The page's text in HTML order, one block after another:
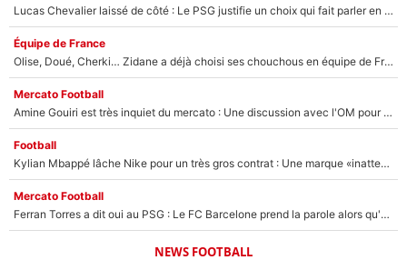
Lucas Chevalier laissé de côté : Le PSG justifie un choix qui fait parler en plein mercato
Équipe de France
Olise, Doué, Cherki… Zidane a déjà choisi ses chouchous en équipe de France ? L’IA annonce des surprises sans Kylian Mbappé !
Mercato Football
Amine Gouiri est très inquiet du mercato : Une discussion avec l'OM pour acter son transfert !
Football
Kylian Mbappé lâche Nike pour un très gros contrat : Une marque «inattendue» va frapper très fort
Mercato Football
Ferran Torres a dit oui au PSG : Le FC Barcelone prend la parole alors qu'un transfert de l'attaquant espagnol prend forme
NEWS FOOTBALL